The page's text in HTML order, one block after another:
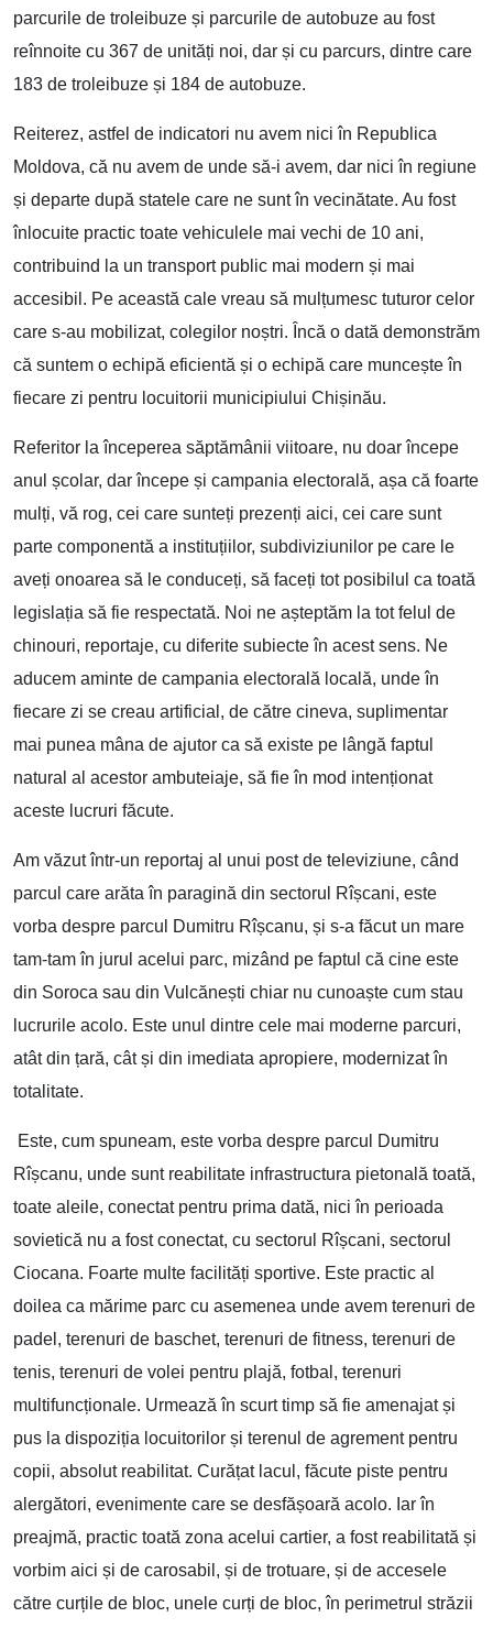
parcurile de troleibuze și parcurile de autobuze au fost
reînnoite cu 367 de unități noi, dar și cu parcurs, dintre care
183 de troleibuze și 184 de autobuze.
Reiterez, astfel de indicatori nu avem nici în Republica
Moldova, că nu avem de unde să-i avem, dar nici în regiune
și departe după statele care ne sunt în vecinătate. Au fost
înlocuite practic toate vehiculele mai vechi de 10 ani,
contribuind la un transport public mai modern și mai
accesibil. Pe această cale vreau să mulțumesc tuturor celor
care s-au mobilizat, colegilor noștri. Încă o dată demonstrăm
că suntem o echipă eficientă și o echipă care muncește în
fiecare zi pentru locuitorii municipiului Chișinău.
Referitor la începerea săptămânii viitoare, nu doar începe
anul școlar, dar începe și campania electorală, așa că foarte
mulți, vă rog, cei care sunteți prezenți aici, cei care sunt
parte componentă a instituțiilor, subdiviziunilor pe care le
aveți onoarea să le conduceți, să faceți tot posibilul ca toată
legislația să fie respectată. Noi ne așteptăm la tot felul de
chinouri, reportaje, cu diferite subiecte în acest sens. Ne
aducem aminte de campania electorală locală, unde în
fiecare zi se creau artificial, de către cineva, suplimentar
mai punea mâna de ajutor ca să existe pe lângă faptul
natural al acestor ambuteiaje, să fie în mod intenționat
aceste lucruri făcute.
Am văzut într-un reportaj al unui post de televiziune, când
parcul care arăta în paragină din sectorul Rîșcani, este
vorba despre parcul Dumitru Rîșcanu, și s-a făcut un mare
tam-tam în jurul acelui parc, mizând pe faptul că cine este
din Soroca sau din Vulcănești chiar nu cunoaște cum stau
lucrurile acolo. Este unul dintre cele mai moderne parcuri,
atât din țară, cât și din imediata apropiere, modernizat în
totalitate.
Este, cum spuneam, este vorba despre parcul Dumitru
Rîșcanu, unde sunt reabilitate infrastructura pietonală toată,
toate aleile, conectat pentru prima dată, nici în perioada
sovietică nu a fost conectat, cu sectorul Rîșcani, sectorul
Ciocana. Foarte multe facilități sportive. Este practic al
doilea ca mărime parc cu asemenea unde avem terenuri de
padel, terenuri de baschet, terenuri de fitness, terenuri de
tenis, terenuri de volei pentru plajă, fotbal, terenuri
multifuncționale. Urmează în scurt timp să fie amenajat și
pus la dispoziția locuitorilor și terenul de agrement pentru
copii, absolut reabilitat. Curățat lacul, făcute piste pentru
alergători, evenimente care se desfășoară acolo. Iar în
preajmă, practic toată zona acelui cartier, a fost reabilitată și
vorbim aici și de carosabil, și de trotuare, și de accesele
către curțile de bloc, unele curți de bloc, în perimetrul străzii